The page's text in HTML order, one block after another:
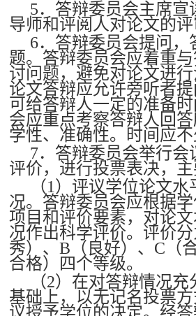
5．答辩委员会主席宣
导师和评阅人对论文的评
6．答辩委员会提问，
题。答辩委员会应着重
讨问题，避免对论文进行
论文答辩应允许旁听者提
可给答辩人一定的准备
会应重点考察答辩人回
学性、准确性。时间应不
7．答辩委员会举行会
评价，进行投票表决，主
（1）评议学位论文
况。答辩委员会应根据
项目和评价要素，对论
况作出科学评价。评价
秀）、B（良好）、C（
合格）四个等级。
（2）在对答辩情况
基础上，以无记名投票